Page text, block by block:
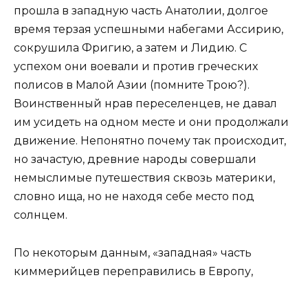
прошла в западную часть Анатолии, долгое
время терзая успешными набегами Ассирию,
сокрушила Фригию, а затем и Лидию. С
успехом они воевали и против греческих
полисов в Малой Азии (помните Трою?).
Воинственный нрав переселенцев, не давал
им усидеть на одном месте и они продолжали
движение. Непонятно почему так происходит,
но зачастую, древние народы совершали
немыслимые путешествия сквозь материки,
словно ища, но не находя себе место под
солнцем.
По некоторым данным, «западная» часть
киммерийцев переправились в Европу,